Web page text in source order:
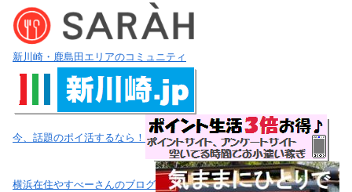
新川崎・鹿島田エリアのコミュニティ
今、話題のポイ活するなら！
横浜在住やすべーさんのブログ